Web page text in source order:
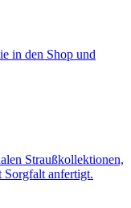
in den Shop und
Straußkollektionen,
Sorgfalt anfertigt.